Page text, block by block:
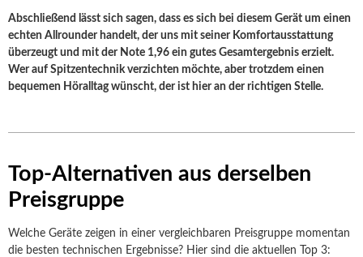
Abschließend lässt sich sagen, dass es sich bei diesem Gerät um einen
echten Allrounder handelt, der uns mit seiner Komfortausstattung
überzeugt und mit der Note 1,96 ein gutes Gesamtergebnis erzielt.
Wer auf Spitzentechnik verzichten möchte, aber trotzdem einen
bequemen Höralltag wünscht, der ist hier an der richtigen Stelle.
Top-Alternativen aus derselben
Preisgruppe
Welche Geräte zeigen in einer vergleichbaren Preisgruppe momentan
die besten technischen Ergebnisse? Hier sind die aktuellen Top 3: